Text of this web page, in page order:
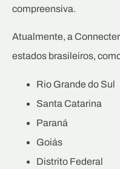
compreensiva.
Atualmente, a
estados brasileiros,
Rio Grande do Sul
Santa Catarina
Paraná
Goiás
Distrito Federal